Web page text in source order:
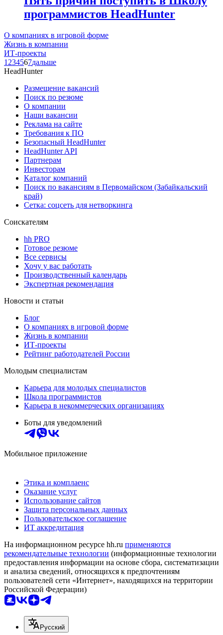
программистов HeadHunter
О компаниях в игровой форме
Жизнь в компании
ИТ-проекты
1 234567дальше
HeadHunter
Размещение вакансий
Поиск по резюме
О компании
Наши вакансии
Реклама на сайте
Требования к ПО
Безопасный HeadHunter
HeadHunter API
Партнерам
Инвесторам
Каталог компаний
Поиск по вакансиям в Первомайском (Забайкальский
край)
Сетка: соцсеть для нетворкинга
Соискателям
hh PRO
Готовое резюме
Все сервисы
Хочу у вас работать
Производственный календарь
Экспертная рекомендация
Новости и статьи
Блог
О компаниях в игровой форме
Жизнь в компании
ИТ-проекты
Рейтинг работодателей России
Молодым специалистам
Карьера для молодых специалистов
Школа программистов
Карьера в некоммерческих организациях
Боты для уведомлений
Мобильное приложение
Этика и комплаенс
Оказание услуг
Использование сайтов
Защита персональных данных
Пользовательское соглашение
ИТ аккредитация
На информационном ресурсе hh.ru применяются
рекомендательные технологии (информационные технологии
предоставления информации на основе сбора, систематизации
и анализа сведений, относящихся к предпочтениям
пользователей сети «Интернет», находящихся на территории
Российской Федерации)
Русский